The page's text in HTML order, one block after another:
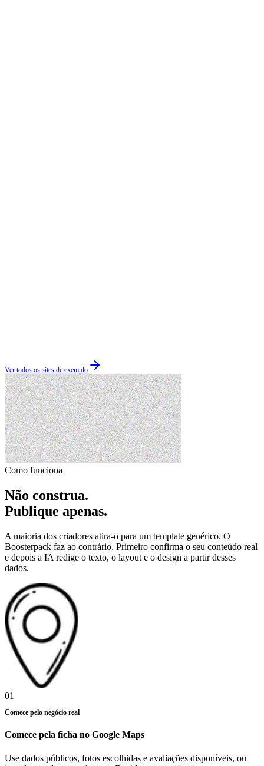
Ver todos os sites de exemplo
Como funciona
Não construa.
Publique apenas.
A maioria dos criadores atira-o para um template genérico. O
Boosterpack faz ao contrário. Primeiro confirma o seu conteúdo real
e depois a IA redige o texto, o layout e o design a partir desses
dados.
01
Comece pelo negócio real
Comece pela ficha no Google Maps
Use dados públicos, fotos escolhidas e avaliações disponíveis, ou